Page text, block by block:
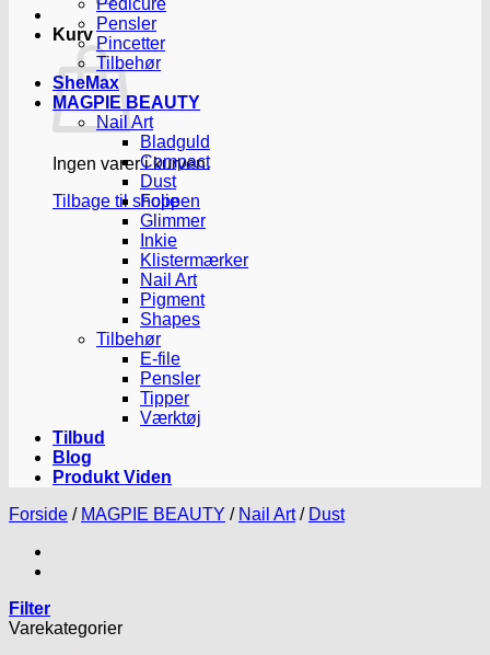
Kurv
Ingen varer i kurven.
Tilbage til shoppen
Pedicure
Pensler
Pincetter
Tilbehør
SheMax
MAGPIE BEAUTY
Nail Art
Bladguld
Compact
Dust
Folie
Glimmer
Inkie
Klistermærker
Nail Art
Pigment
Shapes
Tilbehør
E-file
Pensler
Tipper
Værktøj
Tilbud
Blog
Produkt Viden
Forside / MAGPIE BEAUTY / Nail Art / Dust
Filter
Varekategorier